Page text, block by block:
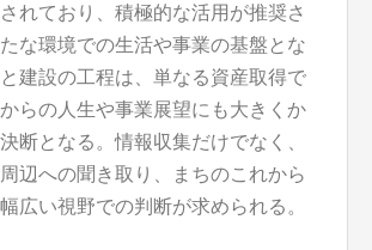
れており、積極的な活用が推奨さ
な環境での生活や事業の基盤とな
建設の工程は、単なる資産取得で
らの人生や事業展望にも大きくか
断となる。情報収集だけでなく、
辺への聞き取り、まちのこれから
広い視野での判断が求められる。